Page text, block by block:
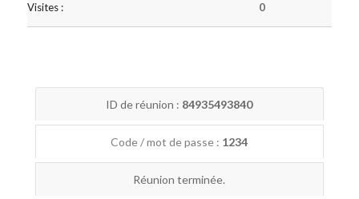
Visites : 0
ID de réunion : 84935493840
Code / mot de passe : 1234
Réunion terminée.